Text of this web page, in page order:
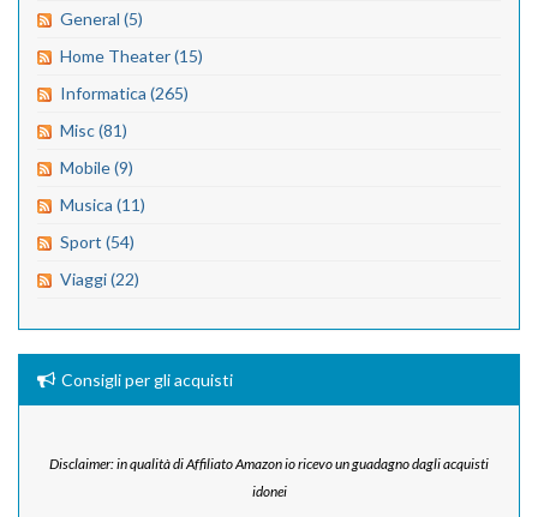
General (5)
Home Theater (15)
Informatica (265)
Misc (81)
Mobile (9)
Musica (11)
Sport (54)
Viaggi (22)
Consigli per gli acquisti
Disclaimer: in qualità di Affiliato Amazon io ricevo un guadagno dagli acquisti
idonei